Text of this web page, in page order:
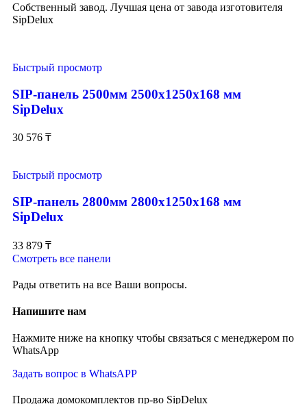
Собственный завод. Лучшая цена от завода изготовителя
SipDelux
Быстрый просмотр
SIP-панель 2500мм 2500x1250x168 мм
SipDelux
30 576 ₸
Быстрый просмотр
SIP-панель 2800мм 2800x1250x168 мм
SipDelux
33 879 ₸
Смотреть все панели
Рады ответить на все Ваши вопросы.
Напишите нам
Нажмите ниже на кнопку чтобы связаться с менеджером по
WhatsApp
Задать вопрос в WhatsAPP
Продажа домокомплектов пр-во SipDelux